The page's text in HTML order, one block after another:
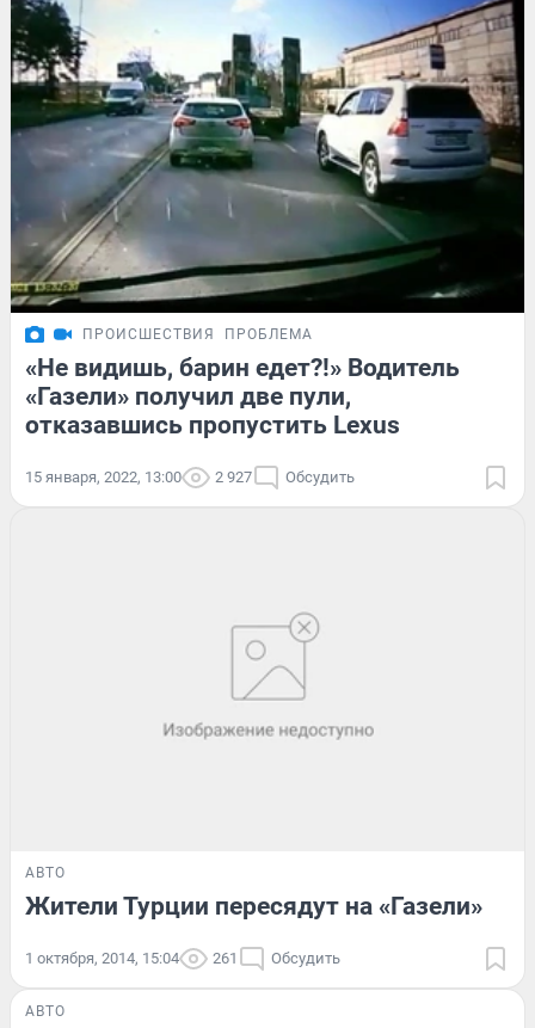
ПРОИСШЕСТВИЯ ПРОБЛЕМА
«Не видишь, барин едет?!» Водитель
«Газели» получил две пули,
отказавшись пропустить Lexus
15 января, 2022, 13:00 2 927 Обсудить
АВТО
Жители Турции пересядут на «Газели»
1 октября, 2014, 15:04 261 Обсудить
АВТО